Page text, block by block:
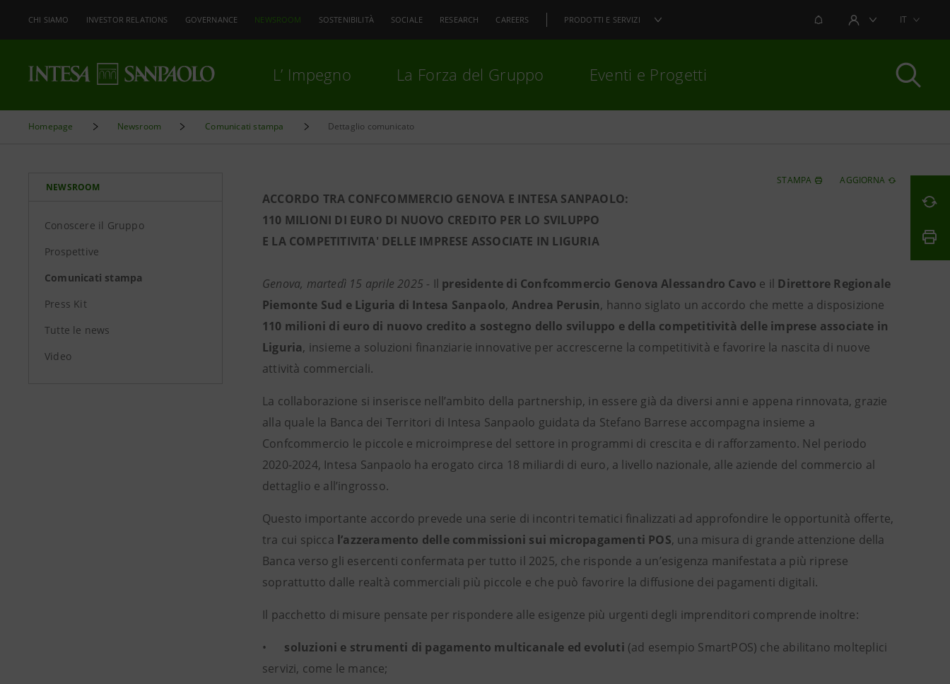
CHI SIAMO INVESTOR RELATIONS GOVERNANCE NEWSROOM SOSTENIBILITÀ SOCIALE RESEARCH CAREERS PRODOTTI E SERVIZI NOTIFICHEAREA UTENTEIT
L’ Impegno La Forza del Gruppo Eventi e Progetti
Homepage Newsroom Comunicati stampa Dettaglio comunicato
NEWSROOM
Conoscere il Gruppo
Prospettive
Comunicati stampa
Press Kit
Tutte le news
Video
STAMPA AGGIORNA
ACCORDO TRA CONFCOMMERCIO GENOVA E INTESA SANPAOLO:
110 MILIONI DI EURO DI NUOVO CREDITO PER LO SVILUPPO
E LA COMPETITIVITA' DELLE IMPRESE ASSOCIATE IN LIGURIA
Genova, martedì 15 aprile 2025 - Il presidente di Confcommercio Genova Alessandro Cavo e il Direttore Regionale
Piemonte Sud e Liguria di Intesa Sanpaolo, Andrea Perusin, hanno siglato un accordo che mette a disposizione
110 milioni di euro di nuovo credito a sostegno dello sviluppo e della competitività delle imprese associate in
Liguria, insieme a soluzioni finanziarie innovative per accrescerne la competitività e favorire la nascita di nuove
attività commerciali.
La collaborazione si inserisce nell’ambito della partnership, in essere già da diversi anni e appena rinnovata, grazie
alla quale la Banca dei Territori di Intesa Sanpaolo guidata da Stefano Barrese accompagna insieme a
Confcommercio le piccole e microimprese del settore in programmi di crescita e di rafforzamento. Nel periodo
2020-2024, Intesa Sanpaolo ha erogato circa 18 miliardi di euro, a livello nazionale, alle aziende del commercio al
dettaglio e all’ingrosso.
Questo importante accordo prevede una serie di incontri tematici finalizzati ad approfondire le opportunità offerte,
tra cui spicca l’azzeramento delle commissioni sui micropagamenti POS, una misura di grande attenzione della
Banca verso gli esercenti confermata per tutto il 2025, che risponde a un’esigenza manifestata a più riprese
soprattutto dalle realtà commerciali più piccole e che può favorire la diffusione dei pagamenti digitali.
Il pacchetto di misure pensate per rispondere alle esigenze più urgenti degli imprenditori comprende inoltre:
• soluzioni e strumenti di pagamento multicanale ed evoluti (ad esempio SmartPOS) che abilitano molteplici
servizi, come le mance;